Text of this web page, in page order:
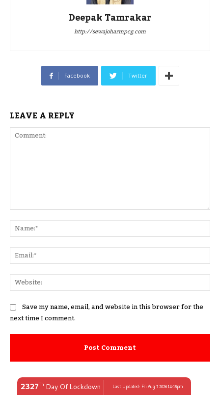
Deepak Tamrakar
http://sewajoharmpcg.com
Facebook Twitter
LEAVE A REPLY
Save my name, email, and website in this browser for the
next time I comment.